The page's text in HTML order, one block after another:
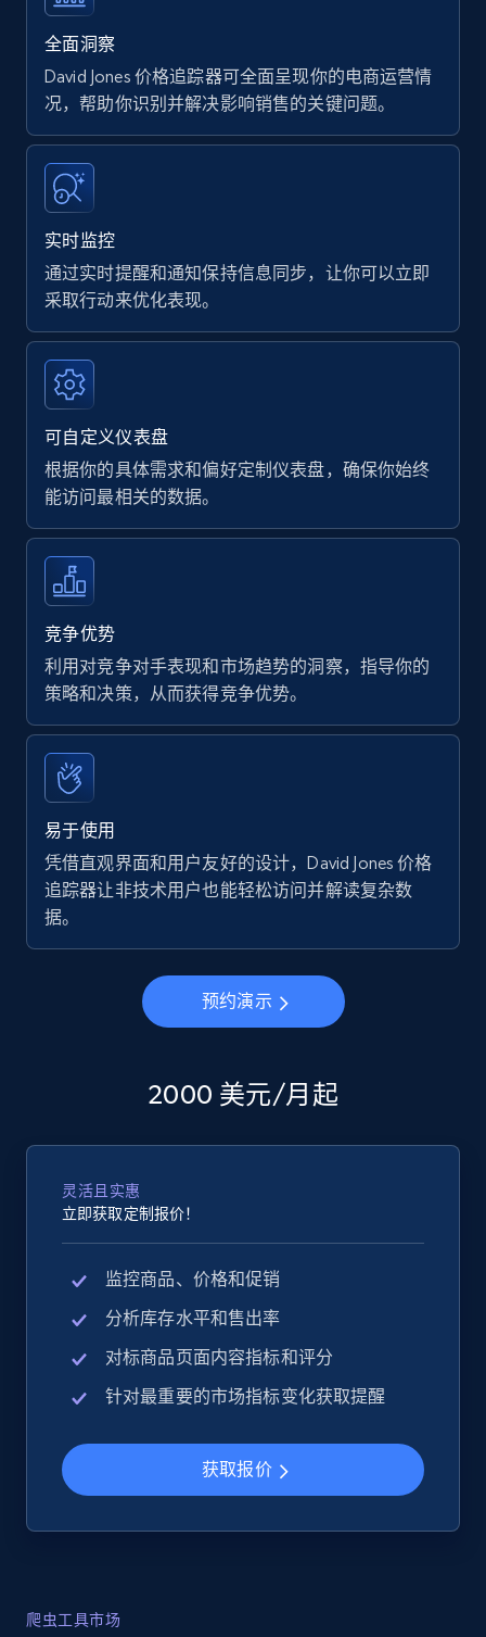
全面洞察
David Jones 价格追踪器可全面呈现你的电商运营情
况，帮助你识别并解决影响销售的关键问题。
实时监控
通过实时提醒和通知保持信息同步，让你可以立即
采取行动来优化表现。
可自定义仪表盘
根据你的具体需求和偏好定制仪表盘，确保你始终
能访问最相关的数据。
竞争优势
利用对竞争对手表现和市场趋势的洞察，指导你的
策略和决策，从而获得竞争优势。
易于使用
凭借直观界面和用户友好的设计，David Jones 价格
追踪器让非技术用户也能轻松访问并解读复杂数
据。
预约演示
2000 美元/月起
灵活且实惠
立即获取定制报价！
监控商品、价格和促销
分析库存水平和售出率
对标商品页面内容指标和评分
针对最重要的市场指标变化获取提醒
获取报价
爬虫工具市场